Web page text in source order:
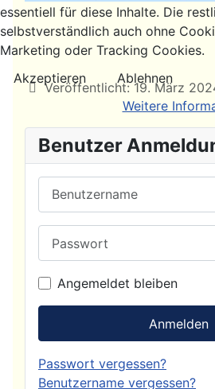
DetailsVeröffentlicht: 19. März
Benutzer
Angemeldet bleiben
Anmelden
Passwort vergessen?
Benutzername vergessen?
essentiell für diese Inhalte. Die
selbstverständlich auch ohne
Marketing oder Tracking Cookies.
Akzeptieren
Ablehnen
Weitere